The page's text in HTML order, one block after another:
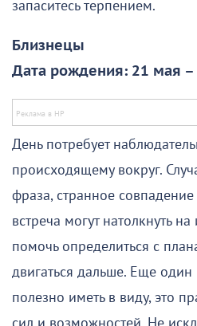
запаситесь терпением.
Близнецы
Дата рождения: 21 мая
День потребует
происходящему вокруг.
фраза, странное
встреча могут натолкнуть
помочь определиться с
двигаться дальше. Еще
полезно иметь в виду, это